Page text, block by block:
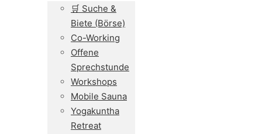
🛒 Suche &
Biete (Börse)
Co-Working
Offene
Sprechstunde
Workshops
Mobile Sauna
Yogakuntha
Retreat